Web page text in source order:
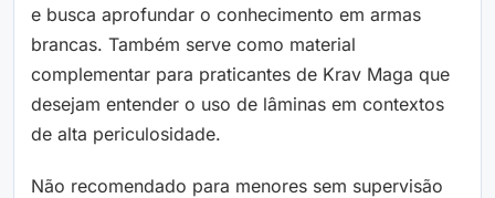
e busca aprofundar o conhecimento em armas
brancas. Também serve como material
complementar para praticantes de Krav Maga que
desejam entender o uso de lâminas em contextos
de alta periculosidade.
Não recomendado para menores sem supervisão